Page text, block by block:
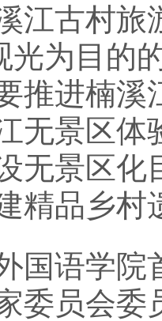
江古村旅
光为目的
推进楠
无景区体
无景区
精品乡村
语学院
委员会委